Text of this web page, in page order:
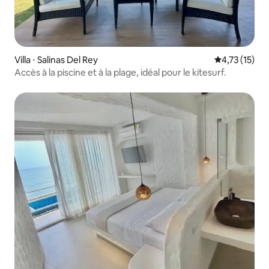
Villa ⋅ Salinas Del Rey Évaluation
4,73 (15)
Accès à la piscine et à la plage, idéal pour le kitesurf.